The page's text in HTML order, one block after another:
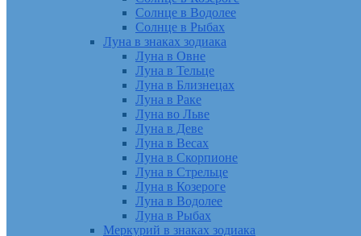
Солнце в Водолее
Солнце в Рыбах
Луна в знаках зодиака
Луна в Овне
Луна в Тельце
Луна в Близнецах
Луна в Раке
Луна во Льве
Луна в Деве
Луна в Весах
Луна в Скорпионе
Луна в Стрельце
Луна в Козероге
Луна в Водолее
Луна в Рыбах
Меркурий в знаках зодиака